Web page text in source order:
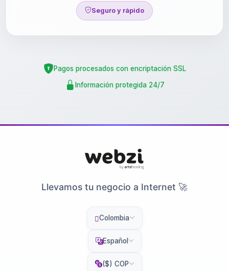
Seguro y rápido
Pagos procesados con encriptación SSL
Información protegida 24/7
Llevamos tu negocio a Internet 🚀
Colombia
Español
($) COP